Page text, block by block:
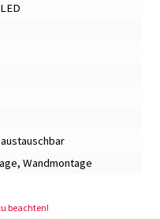
Wandmontage
beachten!